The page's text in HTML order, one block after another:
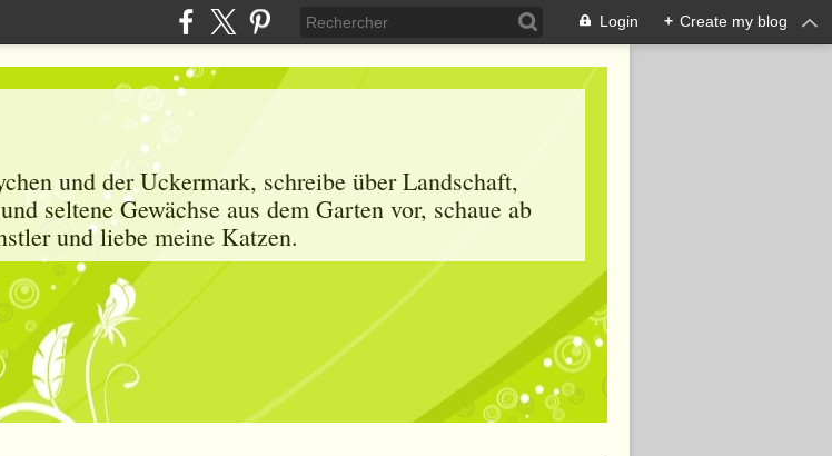
Login + Create my blog
und der Uckermark, schreibe über Landschaft,
seltene Gewächse aus dem Garten vor, schaue ab
und liebe meine Katzen.